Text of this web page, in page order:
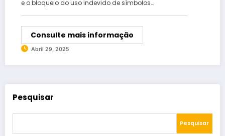
e o bloqueio do uso indevido de símbolos…
Consulte mais informação
Abril 29, 2025
Pesquisar
Pesquisar